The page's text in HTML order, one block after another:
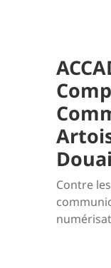
Contre